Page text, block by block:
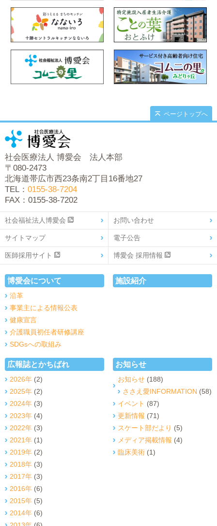
ページトップへ
社会医療法人 博愛会 法人本部
〒080-2473
北海道帯広市西23条南2丁目16番地27
TEL： 0155-38-7204
FAX：0155-38-7202
社会福祉法人博愛会 お問い合わせ
サイトマップ 電子公告
医師採用サイト 博愛会 採用情報
博愛会について
沿革
事業主による情報公表
健康宣言
介護職員初任者研修講座
SDGsへの取組み
施設紹介
広報誌とかちばれ
2026年 (2)
2025年 (2)
2024年 (3)
2023年 (4)
2022年 (3)
2021年 (1)
2019年 (2)
2018年 (3)
2017年 (3)
2016年 (6)
2015年 (5)
2014年 (6)
お知らせ
お知らせ(188)
ささえ愛INFORMATION (58)
イベント (87)
更新情報 (71)
スケート部だより (5)
メディア掲載情報 (4)
臨床美術(1)